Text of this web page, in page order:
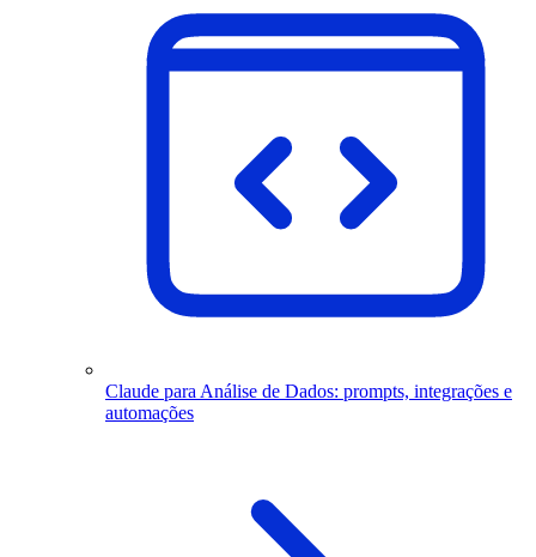
Claude para Análise de Dados: prompts, integrações e
automações